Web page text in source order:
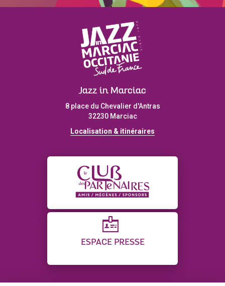
Jazz in Marciac
8 place du Chevalier d'Antras
32230 Marciac
Localisation & itinéraires
ESPACE PRESSE